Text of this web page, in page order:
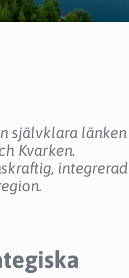
självklara länken
Kvarken.
integrerad